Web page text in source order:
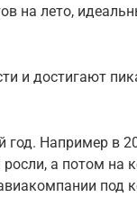
на лето,
и достигают
Например в
а потом на
под